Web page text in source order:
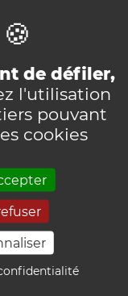
de défiler,
l'utilisation
pouvant
cookies
La-
liens-
drices
leur
conseils. Voir
pour